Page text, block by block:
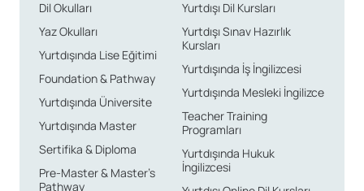
Dil Okulları
Yaz Okulları
Yurtdışında Lise Eğitimi
Foundation & Pathway
Yurtdışında Üniversite
Yurtdışında Master
Sertifika & Diploma
Pre-Master & Master’s
Pathway
Yurtdışı Dil Kursları
Yurtdışı Sınav Hazırlık
Kursları
Yurtdışında İş İngilizcesi
Yurtdışında Mesleki İngilizce
Teacher Training
Programları
Yurtdışında Hukuk
İngilizcesi